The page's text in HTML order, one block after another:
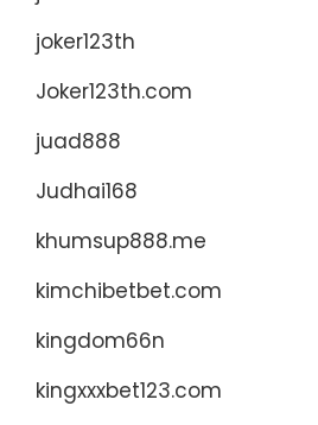
joker123th
Joker123th.com
juad888
Judhai168
khumsup888.me
kimchibetbet.com
kingdom66n
kingxxxbet123.com